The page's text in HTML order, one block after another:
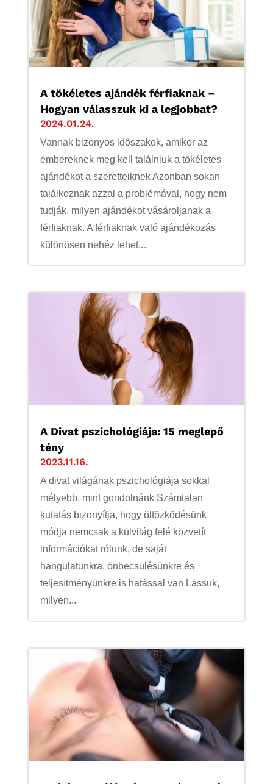
A tökéletes ajándék férfiaknak –
Hogyan válasszuk ki a legjobbat?
2024.01.24.
Vannak bizonyos időszakok, amikor az
embereknek meg kell találniuk a tökéletes
ajándékot a szeretteiknek Azonban sokan
találkoznak azzal a problémával, hogy nem
tudják, milyen ajándékot vásároljanak a
férfiaknak. A férfiaknak való ajándékozás
különösen nehéz lehet,...
A Divat pszichológiája: 15 meglepő
tény
2023.11.16.
A divat világának pszichológiája sokkal
mélyebb, mint gondolnánk Számtalan
kutatás bizonyítja, hogy öltözködésünk
módja nemcsak a külvilág felé közvetít
információkat rólunk, de saját
hangulatunkra, önbecsülésünkre és
teljesítményünkre is hatással van Lássuk,
milyen...